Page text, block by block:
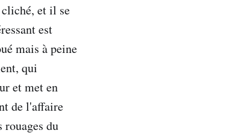
et il se
est
mais à peine
qui
et met en
de l'affaire
du